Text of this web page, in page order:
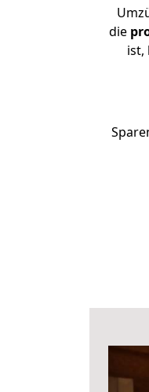
die
ist,